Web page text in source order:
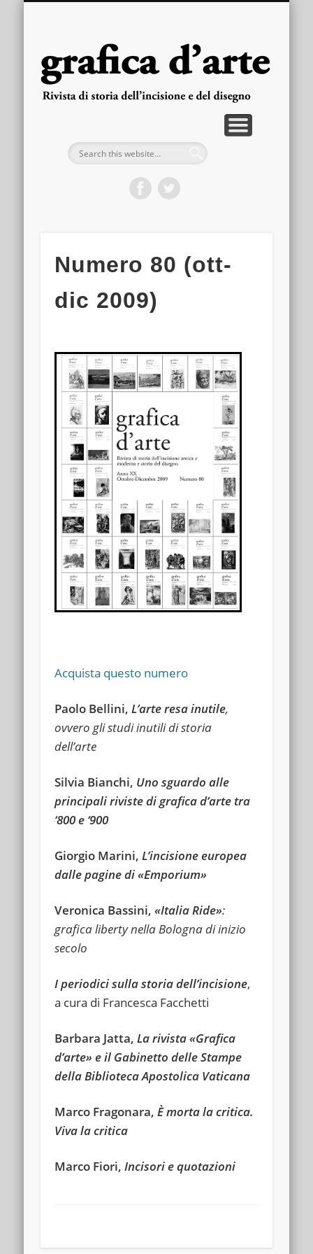
Numero 80 (ott-
dic 2009)
Acquista questo numero
Paolo Bellini,L’arte resa inutile,
ovvero gli studi inutili di storia
dell’arte
Silvia Bianchi, Uno sguardo alle
principali riviste di grafica d’arte tra
‘800 e ‘900
Giorgio Marini,L’incisione europea
dalle pagine di «Emporium»
Veronica Bassini,«Italia Ride»:
grafica liberty nella Bologna di inizio
secolo
I periodici sulla storia dell’incisione,
a cura di Francesca Facchetti
Barbara Jatta,La rivista «Grafica
d’arte» e il Gabinetto delle Stampe
della Biblioteca Apostolica Vaticana
Marco Fragonara,È morta la critica.
Viva lacritica
Marco Fiori,Incisori equotazioni